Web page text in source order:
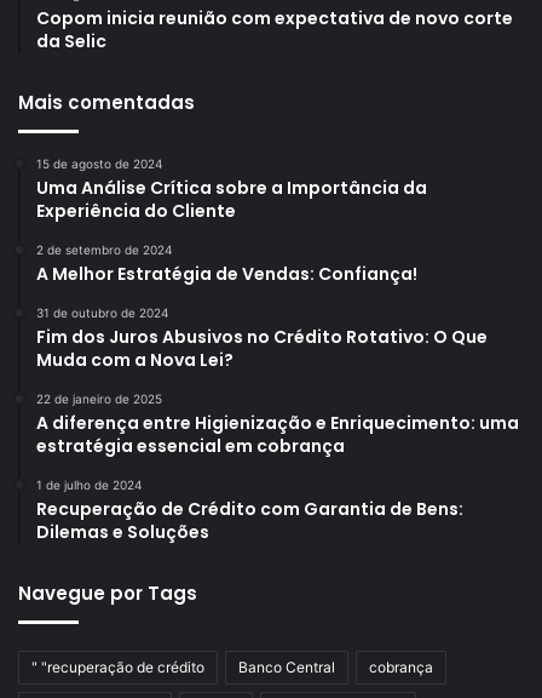
Copom inicia reunião com expectativa de novo corte
da Selic
Mais comentadas
15 de agosto de 2024
Uma Análise Crítica sobre a Importância da
Experiência do Cliente
2 de setembro de 2024
A Melhor Estratégia de Vendas: Confiança!
31 de outubro de 2024
Fim dos Juros Abusivos no Crédito Rotativo: O Que
Muda com a Nova Lei?
22 de janeiro de 2025
A diferença entre Higienização e Enriquecimento: uma
estratégia essencial em cobrança
1 de julho de 2024
Recuperação de Crédito com Garantia de Bens:
Dilemas e Soluções
Navegue por Tags
" "recuperação de crédito Banco Central cobrança